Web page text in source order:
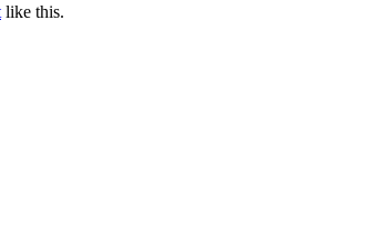
like this.